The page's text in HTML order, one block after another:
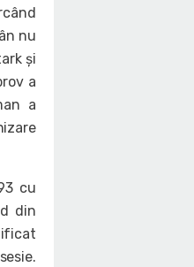
nu
și
a
a
cu
din